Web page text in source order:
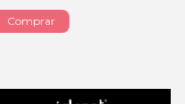
Comprar